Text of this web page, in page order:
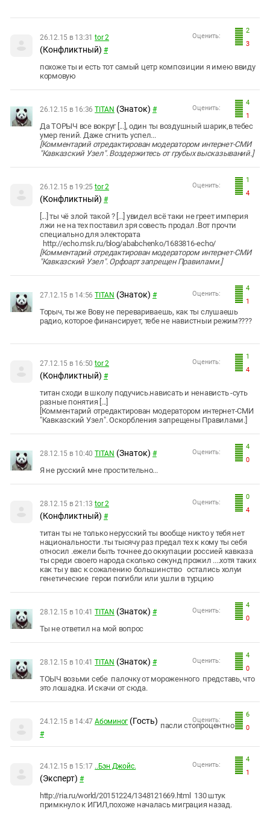
2
3
Оценить:
26.12.15 в 13:31 tor 2
(Конфликтный) #
похоже ты и есть тот самый цетр композиции я имею ввиду
кормовую
4
1
Оценить:
26.12.15 в 16:36 TITAN (Знаток) #
Да ТОРЫЧ все вокруг [...], один ты воздушный шарик,в тебес
умер гений. Даже сгнить успел...
[Комментарий отредактирован модератором интернет-СМИ
"Кавказский Узел". Воздержитесь от грубых высказываний.]
1
4
Оценить:
26.12.15 в 19:25 tor 2
(Конфликтный) #
[...] ты чё злой такой ? [...] увидел всё таки не греет империя
лжи не на тех поставил зря совесть продал .Вот прочти
специально для электората
http://echo.msk.ru/blog/ababchenko/1683816-echo/
[Комментарий отредактирован модератором интернет-СМИ
"Кавказский Узел". Орфоарт запрещен Правилами.]
4
1
Оценить:
27.12.15 в 14:56 TITAN (Знаток) #
Торыч, ты же Вову не перевариваешь, как ты слушаешь
радио, которое финансирует, тебе не навистныи режим????
1
4
Оценить:
27.12.15 в 16:50 tor 2
(Конфликтный) #
титан сходи в школу подучись.нависать и ненависть -суть
разные понятия [...]
[Комментарий отредактирован модератором интернет-СМИ
"Кавказский Узел". Оскорбления запрещены Правилами.]
4
0
Оценить:
28.12.15 в 10:40 TITAN (Знаток) #
Я не русский мне простительно...
0
4
Оценить:
28.12.15 в 21:13 tor 2
(Конфликтный) #
титан ты не только нерусский ты вообще никто у тебя нет
национальности .ты тысячу раз предал тех к кому ты себя
относил .ежели быть точнее до оккупации россией кавказа
ты среди своего народа сколько секунд прожил ....хотя таких
как ты у вас к сожалению большинство остались холуи
генетические герои погибли или ушли в турцию
4
0
Оценить:
28.12.15 в 10:41 TITAN (Знаток) #
Ты не ответил на мой вопрос
4
0
Оценить:
28.12.15 в 10:41 TITAN (Знаток) #
ТОЫЧ возьми себе палочку от мороженного представь, что
это лошадка. И скачи от сюда.
6
0
Оценить:
24.12.15 в 14:47 Абоминог (Гость)
#
пасли стопроцентно
4
1
Оценить:
24.12.15 в 15:17 ..Бэн Джойс.
(Эксперт) #
http://ria.ru/world/20151224/1348121669.html 130 штук
примкнуло к ИГИЛ,похоже началась миграция назад.